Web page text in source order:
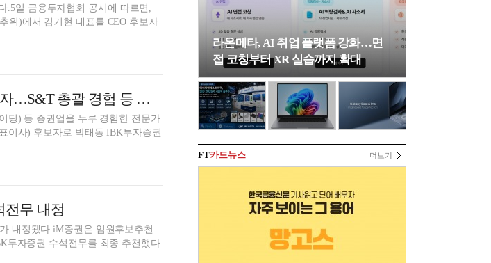
.5일 금융투자협회 공시에 따르면,
위)에서 김기현 대표를 CEO 후보자
[프로필] 박태동 iM증권 대표이사 후보자…S&T 총괄 경험 등 증권업 전문가 영입
딩) 등 증권업을 두루 경험한 전문가
이사) 후보자로 박태동 IBK투자증권
전무 내정
내정됐다.iM증권은 임원후보추천
투자증권 수석전무를 최종 추천했다
라온메타, AI 취업 플랫폼 강화…면
접 코칭부터 XR 실습까지 확대
FT카드뉴스 더보기